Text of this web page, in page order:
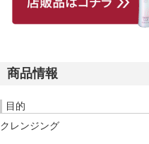
商品情報
目的
クレンジング